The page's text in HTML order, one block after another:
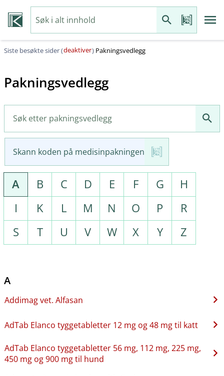
Siste besøkte sider (deaktiver) Pakningsvedlegg
Pakningsvedlegg
Skann koden på medisinpakningen
A B C D E F G
H
I
K L M N O P
R
S
T U V W X Y Z
A
Addimag vet. Alfasan
AdTab Elanco tyggetabletter 12 mg og 48 mg til katt
AdTab Elanco tyggetabletter 56 mg, 112 mg, 225 mg,
450 mg og 900 mg til hund